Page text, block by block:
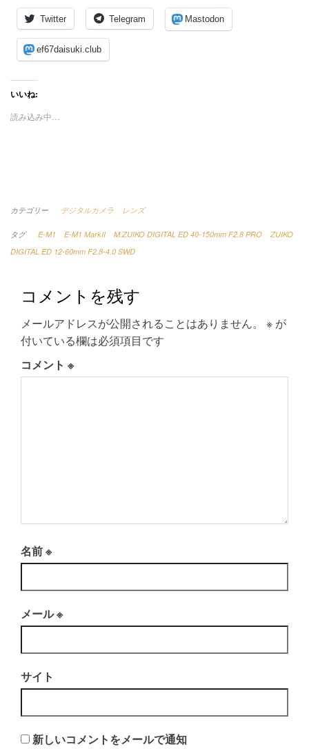
Twitter Telegram Mastodon
ef67daisuki.club
いいね:
読み込み中…
カテゴリー デジタルカメラ レンズ
タグ E-M1 E-M1 MarkII M.ZUIKO DIGITAL ED 40-150mm F2.8 PRO
ZUIKO
DIGITAL ED 12-60mm F2.8-4.0 SWD
コメントを残す
メールアドレスが公開されることはありません。 ※ が
付いている欄は必須項目です
コメント ※
名前※
メール※
サイト
新しいコメントをメールで通知